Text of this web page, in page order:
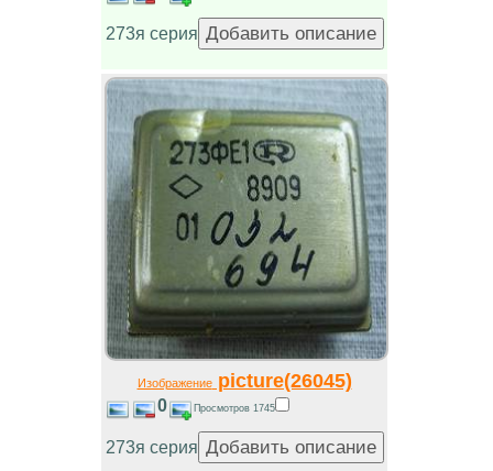
273я серия
Изображениеpicture(26045)
0 Просмотров 1745
273я серия